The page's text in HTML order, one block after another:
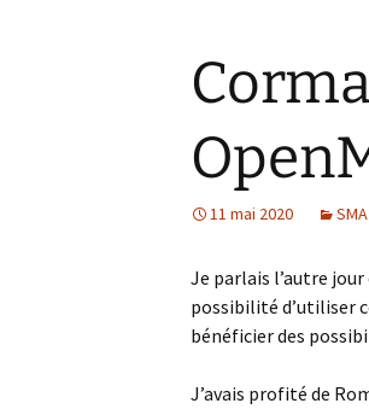
11 mai 2020 SMA
Je parlais l’autre jour
possibilité d’utiliser
bénéficier des
J’avais profité de